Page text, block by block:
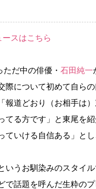
スはこちら
だ中の俳優・ 石田純一
際について初めて自ら
報道どおり（お相手は
てる方です」と東尾を
ていける自信ある」と
うお馴染みのスタイ
で話題を呼んだ生粋の